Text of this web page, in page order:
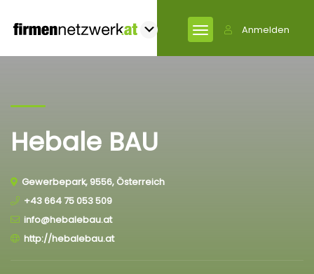
Anmelden
Hebale BAU
Gewerbepark, 9556, Österreich
+43 664 75 053 509
info@hebalebau.at
http://hebalebau.at